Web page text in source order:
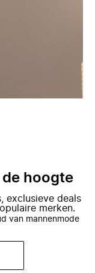
de hoogte
exclusieve deals
merken.
van mannenmode